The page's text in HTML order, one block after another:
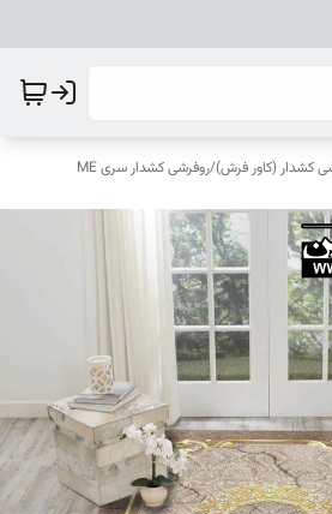
کشدار (کاور فرش)/روفرشی کشدار سری ME